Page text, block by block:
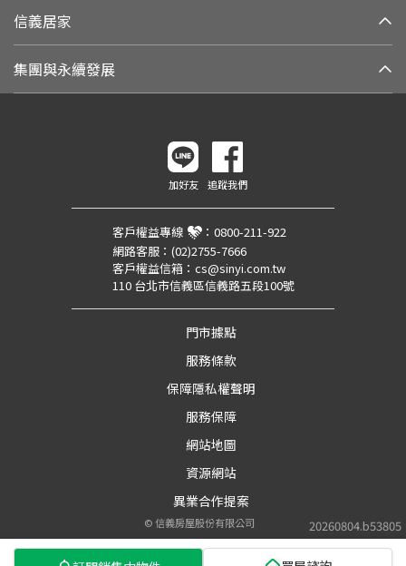
信義居家
集團與永續發展
20260804.b53805
加好友 追蹤我們
客戶權益專線 ： 0800-211-922
網路客服： (02)2755-7666
客戶權益信箱： cs@sinyi.com.tw
110 台北市信義區信義路五段100號
門市據點
服務條款
保障隱私權聲明
服務保障
網站地圖
資源網站
異業合作提案
©信義房屋股份有限公司